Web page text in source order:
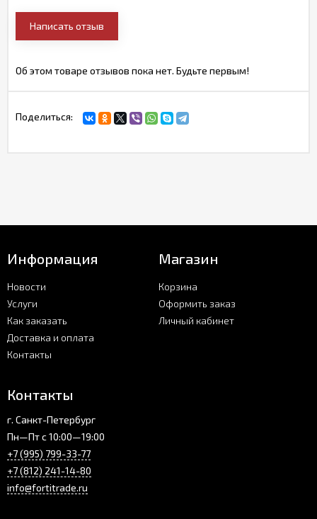
Написать отзыв
Об этом товаре отзывов пока нет. Будьте первым!
Поделиться:
Информация
Новости
Услуги
Как заказать
Доставка и оплата
Контакты
Магазин
Корзина
Оформить заказ
Личный кабинет
Контакты
г. Санкт-Петербург
Пн—Пт с 10:00—19:00
+7 (995) 799-33-77
+7 (812) 241-14-80
info@fortitrade.ru